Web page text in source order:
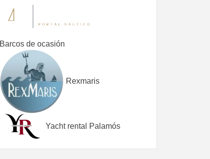
Barcos de ocasión
Rexmaris
Yacht rental Palamós